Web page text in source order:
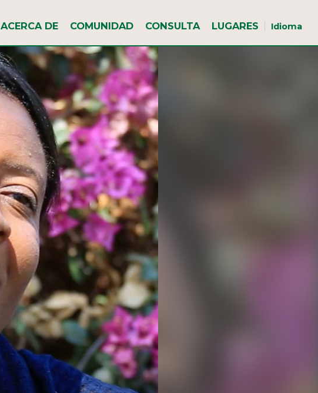
Idioma
ACERCA DE COMUNIDAD CONSULTA LUGARES